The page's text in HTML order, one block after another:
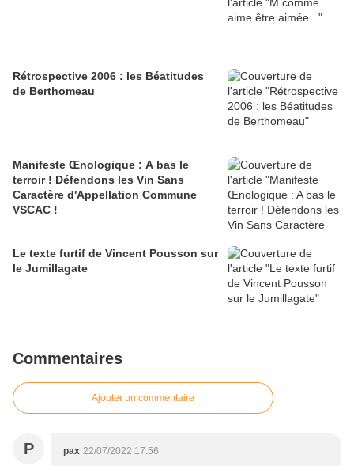
Rétrospective 2006 : les Béatitudes
de Berthomeau
Manifeste Œnologique : A bas le
terroir ! Défendons les Vin Sans
Caractère d'Appellation Commune
VSCAC !
Le texte furtif de Vincent Pousson sur
le Jumillagate
Commentaires
Ajouter un commentaire
P pax 22/07/2022 17:56